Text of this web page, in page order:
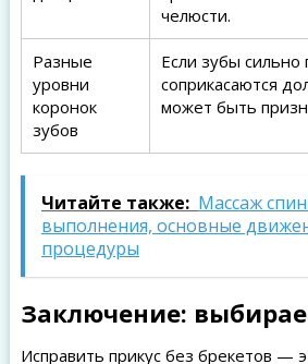
челюсти.
Разные
уровни
коронок
зубов
Если зубы
соприкасаются
может быть
Читайте также: Массаж
выполнения, основные
процедуры
Заключение:
Исправить прикус без брекетов —